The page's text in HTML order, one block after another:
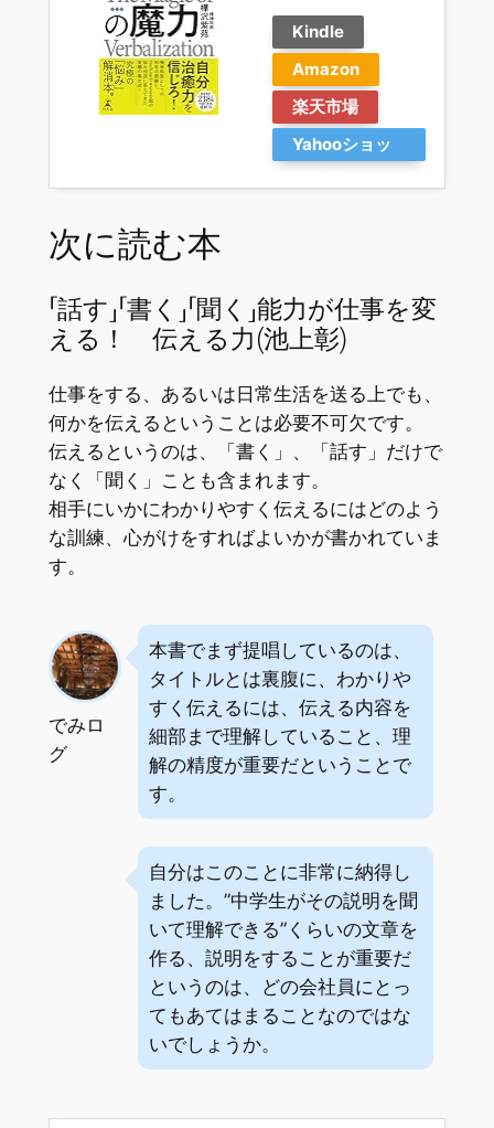
Kindle
Amazon
楽天市場
Yahooショッ
次に読む本
「話す」「書く」「聞く」能力が仕事を変
える！ 伝える力(池上彰)
仕事をする、あるいは日常生活を送る上でも、
何かを伝えるということは必要不可欠です。
伝えるというのは、「書く」、「話す」だけで
なく「聞く」ことも含まれます。
相手にいかにわかりやすく伝えるにはどのよう
な訓練、心がけをすればよいかが書かれていま
す。
でみロ
グ
本書でまず提唱しているのは、
タイトルとは裏腹に、わかりや
すく伝えるには、伝える内容を
細部まで理解していること、理
解の精度が重要だということで
す。
自分はこのことに非常に納得し
ました。”中学生がその説明を聞
いて理解できる”くらいの文章を
作る、説明をすることが重要だ
というのは、どの会社員にとっ
てもあてはまることなのではな
いでしょうか。